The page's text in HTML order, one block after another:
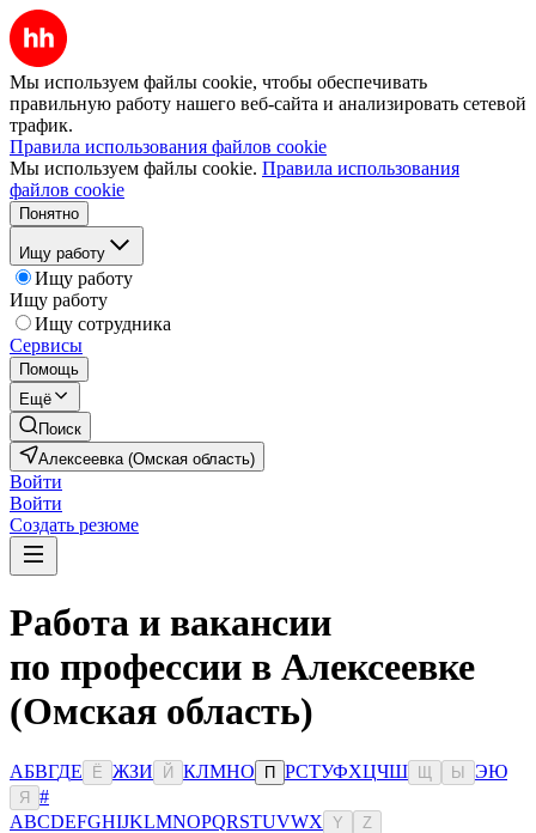
Мы используем файлы cookie, чтобы обеспечивать
правильную работу нашего веб-сайта и анализировать сетевой
трафик.
Правила использования файлов cookie
Мы используем файлы cookie. Правила использования
файлов cookie
Понятно
Ищу работу
Ищу работу
Ищу работу
Ищу сотрудника
Сервисы
Помощь
Ещё
Поиск
Алексеевка (Омская область)
Войти
Войти
Создать резюме
Работа и вакансии
по профессии в Алексеевке
(Омская область)
АБВГДЕ Ё ЖЗИ Й КЛМНО П РСТУФХЦЧШ Ы ЭЮ
Я
#
ABCDEFGHIJKLMNOPQRSTUVWX Y Z